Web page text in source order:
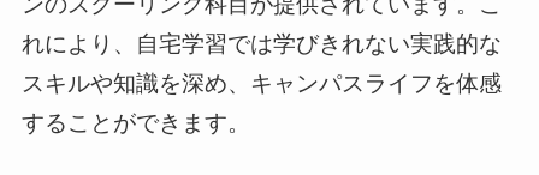
れにより、自宅学習では学びきれない実践的な
スキルや知識を深め、キャンパスライフを体感
することができます。